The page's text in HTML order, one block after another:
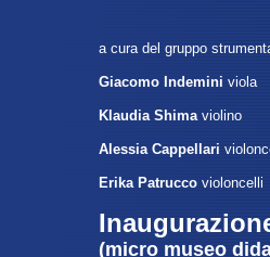
a cura del gruppo
Giacomo Indemini viola
Klaudia Shimaviolino
Alessia Cappellari
Erika Patrucco violoncelli
(micro museo